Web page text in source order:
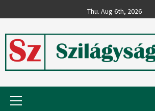
to
Thu. Aug 6th, 2026